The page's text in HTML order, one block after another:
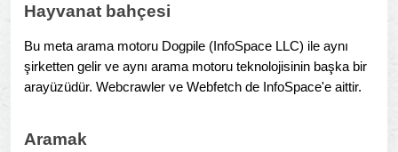
Hayvanat bahçesi
Bu meta arama motoru Dogpile (InfoSpace LLC) ile aynı
şirketten gelir ve aynı arama motoru teknolojisinin başka bir
arayüzüdür. Webcrawler ve Webfetch de InfoSpace'e aittir.
Aramak